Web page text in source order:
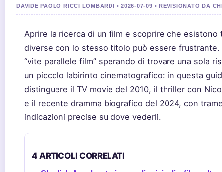
DAVIDE PAOLO RICCI LOMBARDI • 2026-07-09 • REVISIONATO DA
Aprire la ricerca di un film e scoprire che esistono
diverse con lo stesso titolo può essere frustrante.
“vite parallele film” sperando di trovare una sola
un piccolo labirinto cinematografico: in questa
distinguere il TV movie del 2010, il thriller con
e il recente dramma biografico del 2024, con
indicazioni precise su dove vederli.
4 ARTICOLI CORRELATI